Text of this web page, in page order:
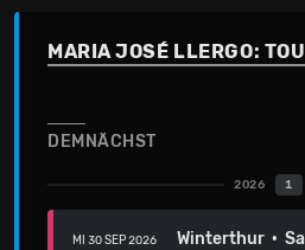
MARIA JOSÉ LLERGO:
DEMNÄCHST
2026 1
MI 30 SEP 2026 Winterthur ·